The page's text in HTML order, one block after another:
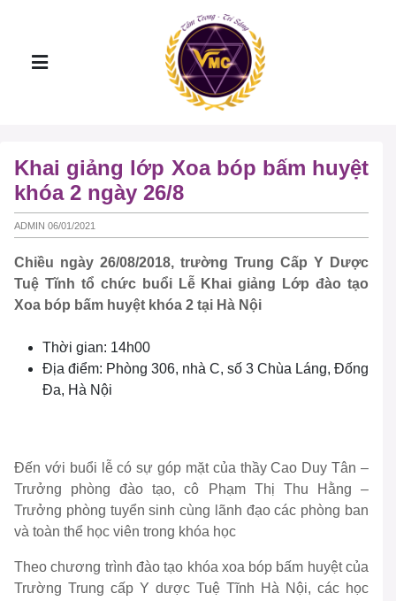
Khai giảng lớp Xoa bóp bấm huyệt
khóa 2 ngày 26/8
ADMIN 06/01/2021
Chiều ngày 26/08/2018, trường Trung Cấp Y Dược
Tuệ Tĩnh tổ chức buổi Lễ Khai giảng Lớp đào tạo
Xoa bóp bấm huyệt khóa 2 tại Hà Nội
Thời gian: 14h00
Địa điểm: Phòng 306, nhà C, số 3 Chùa Láng, Đống
Đa, Hà Nội
Đến với buổi lễ có sự góp mặt của thầy Cao Duy Tân –
Trưởng phòng đào tạo, cô Phạm Thị Thu Hằng –
Trưởng phòng tuyển sinh cùng lãnh đạo các phòng ban
và toàn thể học viên trong khóa học
Theo chương trình đào tạo khóa xoa bóp bấm huyệt của
Trường Trung cấp Y dược Tuệ Tĩnh Hà Nội, các học